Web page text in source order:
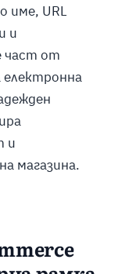
име, URL
и
част от
електронна
и
магазина.